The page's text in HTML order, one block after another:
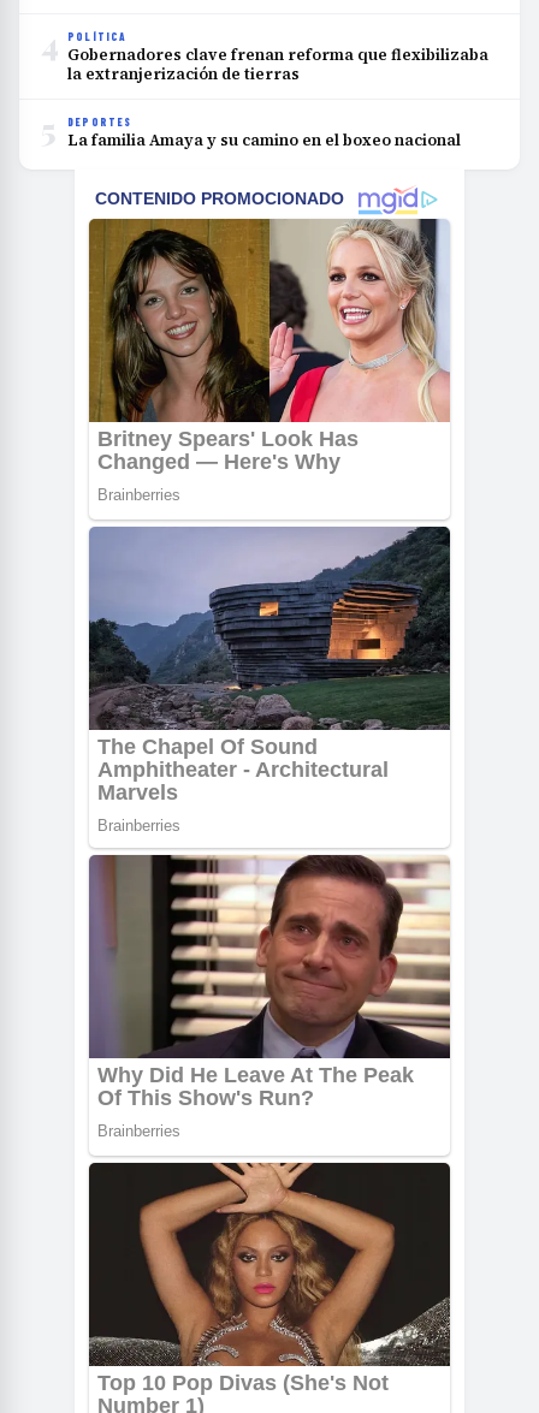
4 POLÍTICA
Gobernadores clave frenan reforma que flexibilizaba
la extranjerización de tierras
5 DEPORTES
La familia Amaya y su camino en el boxeo nacional